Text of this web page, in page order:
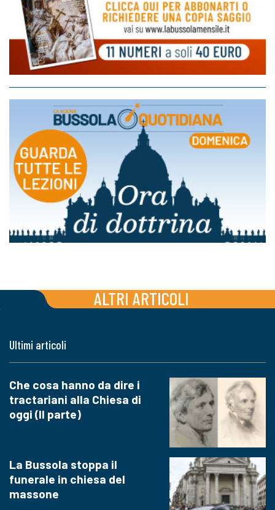
ALTRI ARTICOLI
Ultimi articoli
Che cosa hanno da dire i
tractariani alla Chiesa di
oggi (II parte)
La Bussola stoppa il
funerale in chiesa del
massone